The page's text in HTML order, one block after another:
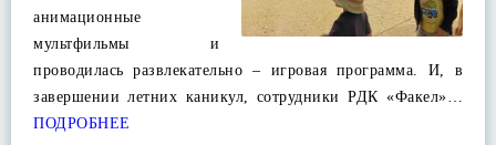
анимационные
мультфильмы и
проводилась развлекательно – игровая программа. И, в
завершении летних каникул, сотрудники РДК «Факел»…
ПОДРОБНЕЕ